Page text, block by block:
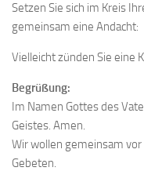
Setzen Sie sich im Kreis
gemeinsam eine Andacht:
Vielleicht zünden Sie eine
Begrüßung:
Im Namen Gottes des
Geistes. Amen.
Wir wollen gemeinsam
Gebeten.